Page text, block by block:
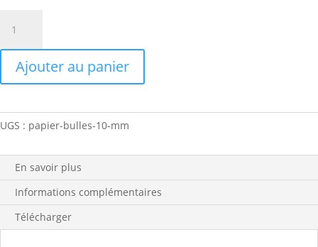
FILM
BULLES
MM
Ajouter au panier
UGS : papier-bulles-10-mm
En savoir plus
Informations complémentaires
Télécharger